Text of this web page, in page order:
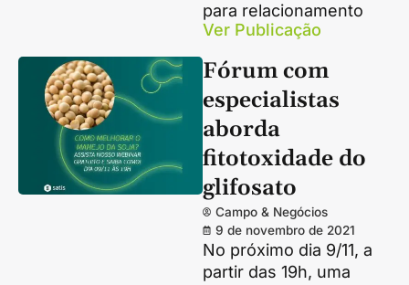
para relacionamento
Ver Publicação
Fórum com
especialistas
aborda
fitotoxidade do
glifosato
Campo & Negócios
9 de novembro de 2021
No próximo dia 9/11, a
partir das 19h, uma